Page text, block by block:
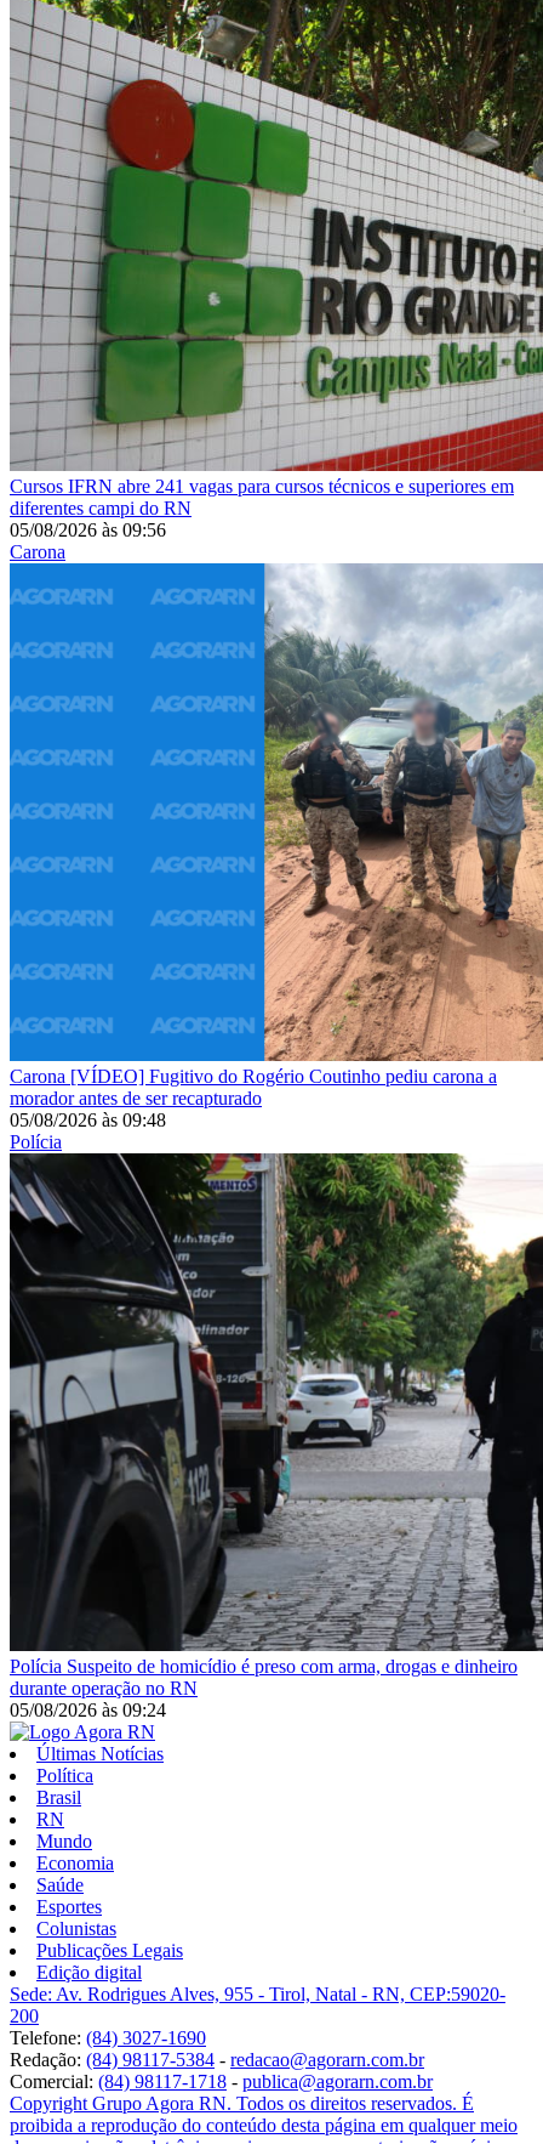
Cursos IFRN abre 241 vagas para cursos técnicos e superiores em
diferentes campi do RN
05/08/2026 às 09:56
Carona
Carona [VÍDEO] Fugitivo do Rogério Coutinho pediu carona a
morador antes de ser recapturado
05/08/2026 às 09:48
Polícia
Polícia Suspeito de homicídio é preso com arma, drogas e dinheiro
durante operação no RN
05/08/2026 às 09:24
Últimas Notícias
Política
Brasil
RN
Mundo
Economia
Saúde
Esportes
Colunistas
Publicações Legais
Edição digital
Sede: Av. Rodrigues Alves, 955 - Tirol, Natal - RN, CEP:59020-
200
Telefone: (84) 3027-1690
Redação: (84) 98117-5384 - redacao@agorarn.com.br
Comercial: (84) 98117-1718 - publica@agorarn.com.br
Copyright Grupo Agora RN. Todos os direitos reservados. É
proibida a reprodução do conteúdo desta página em qualquer meio